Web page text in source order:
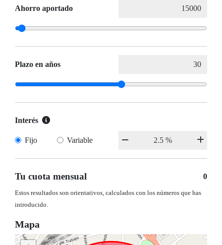
Ahorro aportado
Plazo en años
Interés
Fijo Variable
Tu cuota mensual 0
Estos resultados son orientativos, calculados con los números que has
introducido.
Mapa